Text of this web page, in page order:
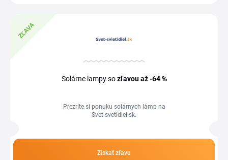
ZĽAVA
Solárne lampy sozľavou až -64 %
Prezrite si ponuku solárnych lámp na
Svet-svetidiel.sk.
Získať zľavu